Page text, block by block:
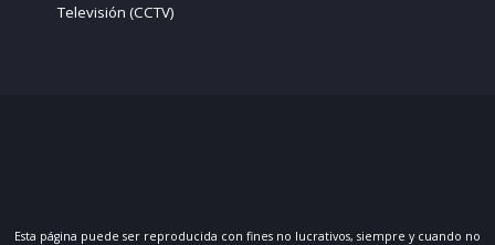
Televisión (CCTV)
Esta página puede ser reproducida con fines no lucrativos, siempre y cuando no